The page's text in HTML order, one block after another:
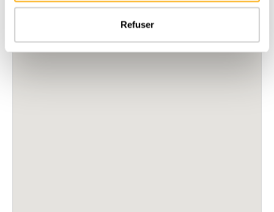
Refuser